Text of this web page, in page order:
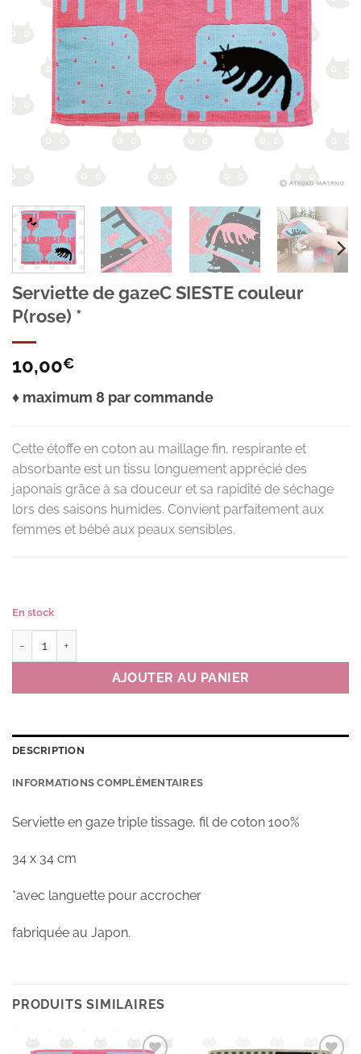
Serviette de gazeC SIESTE couleur
P(rose) *
10,00€
♦ maximum 8 par commande
Cette étoffe en coton au maillage fin, respirante et
absorbante est un tissu longuement apprécié des
japonais grâce à sa douceur et sa rapidité de séchage
lors des saisons humides. Convient parfaitement aux
femmes et bébé aux peaux sensibles.
En stock
AJOUTER AU PANIER
DESCRIPTION
INFORMATIONS COMPLÉMENTAIRES
Serviette en gaze triple tissage, fil de coton 100%
34 x 34 cm
*avec languette pour accrocher
fabriquée au Japon.
PRODUITS SIMILAIRES